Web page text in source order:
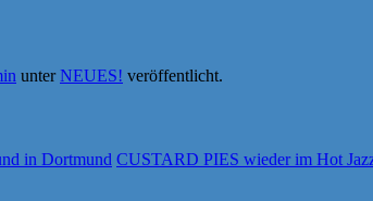
unterNEUES! veröffentlicht.
in Dortmund CUSTARD PIES wieder im Hot